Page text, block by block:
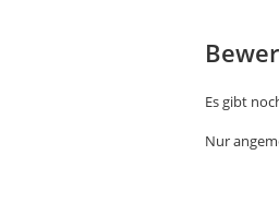
Es gibt
Nur